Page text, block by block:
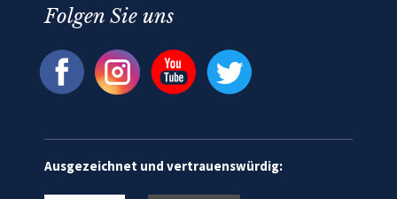
Folgen Sie uns
Ausgezeichnet und vertrauenswürdig: